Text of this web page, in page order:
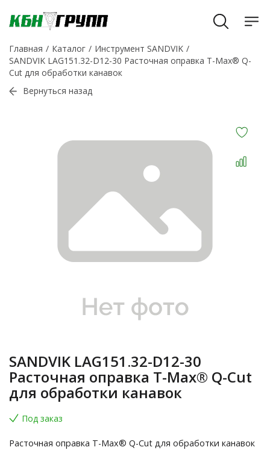
Главная Каталог
Инструмент SANDVIK
SANDVIK LAG151.32-D12-30 Расточная оправка T-Max® Q-
Cut для обработки канавок
Вернуться назад
SANDVIK LAG151.32-D12-30
Расточная оправка T-Max® Q-Cut
для обработки канавок
Под заказ
Расточная оправка T-Max® Q-Cut для обработки канавок